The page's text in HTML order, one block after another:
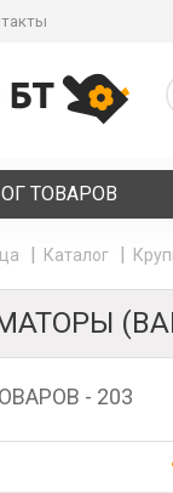
ТОВАРОВ
Каталог
- 203